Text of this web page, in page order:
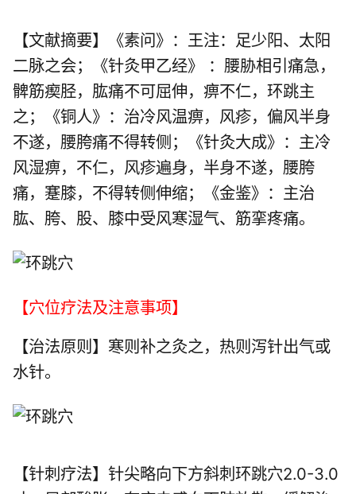
【文献摘要】《素问》：王注：足少阳、太阳
二脉之会；《针灸甲乙经》 ：腰胁相引痛急，
髀筋瘈胫，肱痛不可屈伸，痹不仁，环跳主
之；《铜人》：治冷风温痹，风疹，偏风半身
不遂，腰胯痛不得转侧；《针灸大成》：主冷
风湿痹，不仁，风疹遍身，半身不遂，腰胯
痛，蹇膝，不得转侧伸缩；《金鉴》：主治
肱、胯、股、膝中受风寒湿气、筋挛疼痛。
【穴位疗法及注意事项】
【治法原则】寒则补之灸之，热则泻针出气或
水针。
【针刺疗法】针尖略向下方斜刺环跳穴2.0-3.0